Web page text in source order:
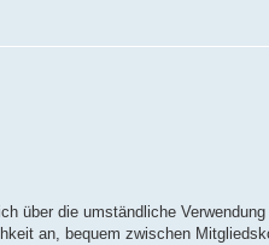
über die umständliche
an, bequem zwischen